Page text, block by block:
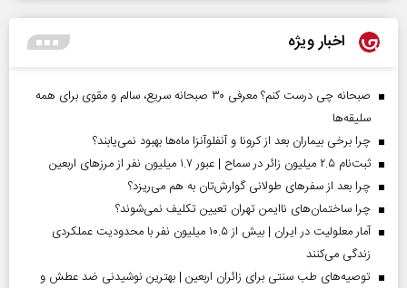
اخبار ویژه
صبحانه چی درست کنم؟ معرفی ۳۰ صبحانه سریع، سالم و مقوی برای همه
سلیقه‌ها
چرا برخی بیماران بعد از کرونا و آنفلوآنزا ماه‌ها بهبود نمی‌یابند؟
ثبت‌نام ۲.۵ میلیون زائر در سماح | عبور ۱.۷ میلیون نفر از مرز‌های اربعین
چرا بعد از سفرهای طولانی گوارش‌تان به هم می‌ریزد؟
چرا ساختمان‌های ناایمن تهران تعیین تکلیف نمی‌شوند؟
آمار معلولیت در ایران | بیش از ۱۰.۵ میلیون نفر با محدودیت عملکردی
زندگی می‌کنند
توصیه‌های طب سنتی برای زائران اربعین | بهترین نوشیدنی ضد عطش و